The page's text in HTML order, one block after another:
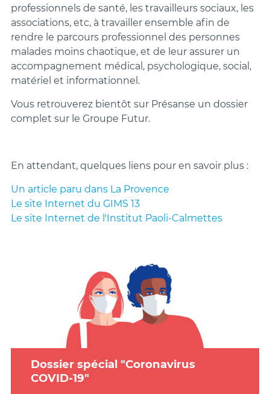
professionnels de santé, les travailleurs sociaux, les
associations, etc, à travailler ensemble afin de
rendre le parcours professionnel des personnes
malades moins chaotique, et de leur assurer un
accompagnement médical, psychologique, social,
matériel et informationnel.
Vous retrouverez bientôt sur Présanse un dossier
complet sur le Groupe Futur.
En attendant, quelques liens pour en savoir plus :
Un article paru dans La Provence
Le site Internet du GIMS 13
Le site Internet de l'Institut Paoli-Calmettes
Dossier spécial "Coronavirus
COVID-19"